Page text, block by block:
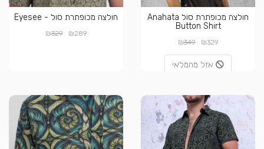
חולצה מכופתרת סול Anahata
Button Shirt
₪329
₪349
אזל מהמלאי
חולצה מכופתרת סול - Eyesee
₪289
₪329